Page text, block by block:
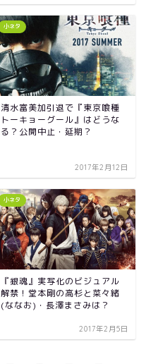
小ネタ
清水富美加引退で『東京喰種
トーキョーグール』はどうな
る？公開中止・延期？
2017年2月12日
小ネタ
『銀魂』実写化のビジュアル
解禁！堂本剛の高杉と菜々緒
(ななお)・長澤まさみは？
2017年2月5日